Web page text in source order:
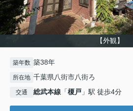
【外観】
築年数 築38年
所在地 千葉県八街市八街ろ
交通 総武本線 「榎戸 」駅 徒歩4分